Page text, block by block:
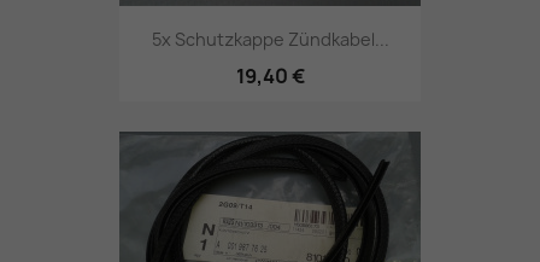
5x Schutzkappe Zündkabel...
19,40 €